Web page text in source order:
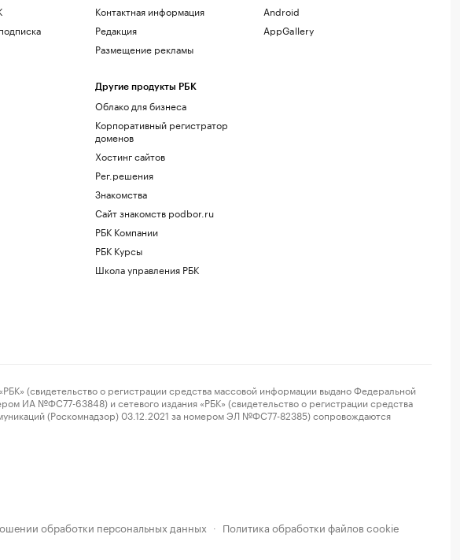
Контактная информация
Редакция
Размещение рекламы
Другие продукты РБК
Облако для бизнеса
Корпоративный регистратор
доменов
Хостинг сайтов
Рег.решения
Знакомства
Сайт знакомств podbor.ru
РБК Компании
РБК Курсы
Школа управления РБК
Android
AppGallery
о регистрации средства массовой информации выдано Федеральной
ИА №ФС77-63848) и сетевого издания «РБК» (свидетельство о регистрации средства
(Роскомнадзор) 03.12.2021 за номером ЭЛ №ФС77-82385) сопровождаются
обработки персональных данных · Политика обработки файлов cookie